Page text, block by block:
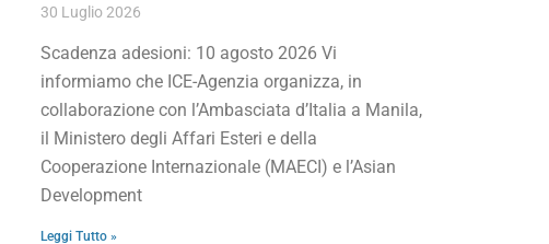
30 Luglio 2026
Scadenza adesioni: 10 agosto 2026 Vi
informiamo che ICE-Agenzia organizza, in
collaborazione con l’Ambasciata d’Italia a Manila,
il Ministero degli Affari Esteri e della
Cooperazione Internazionale (MAECI) e l’Asian
Development
Leggi Tutto »